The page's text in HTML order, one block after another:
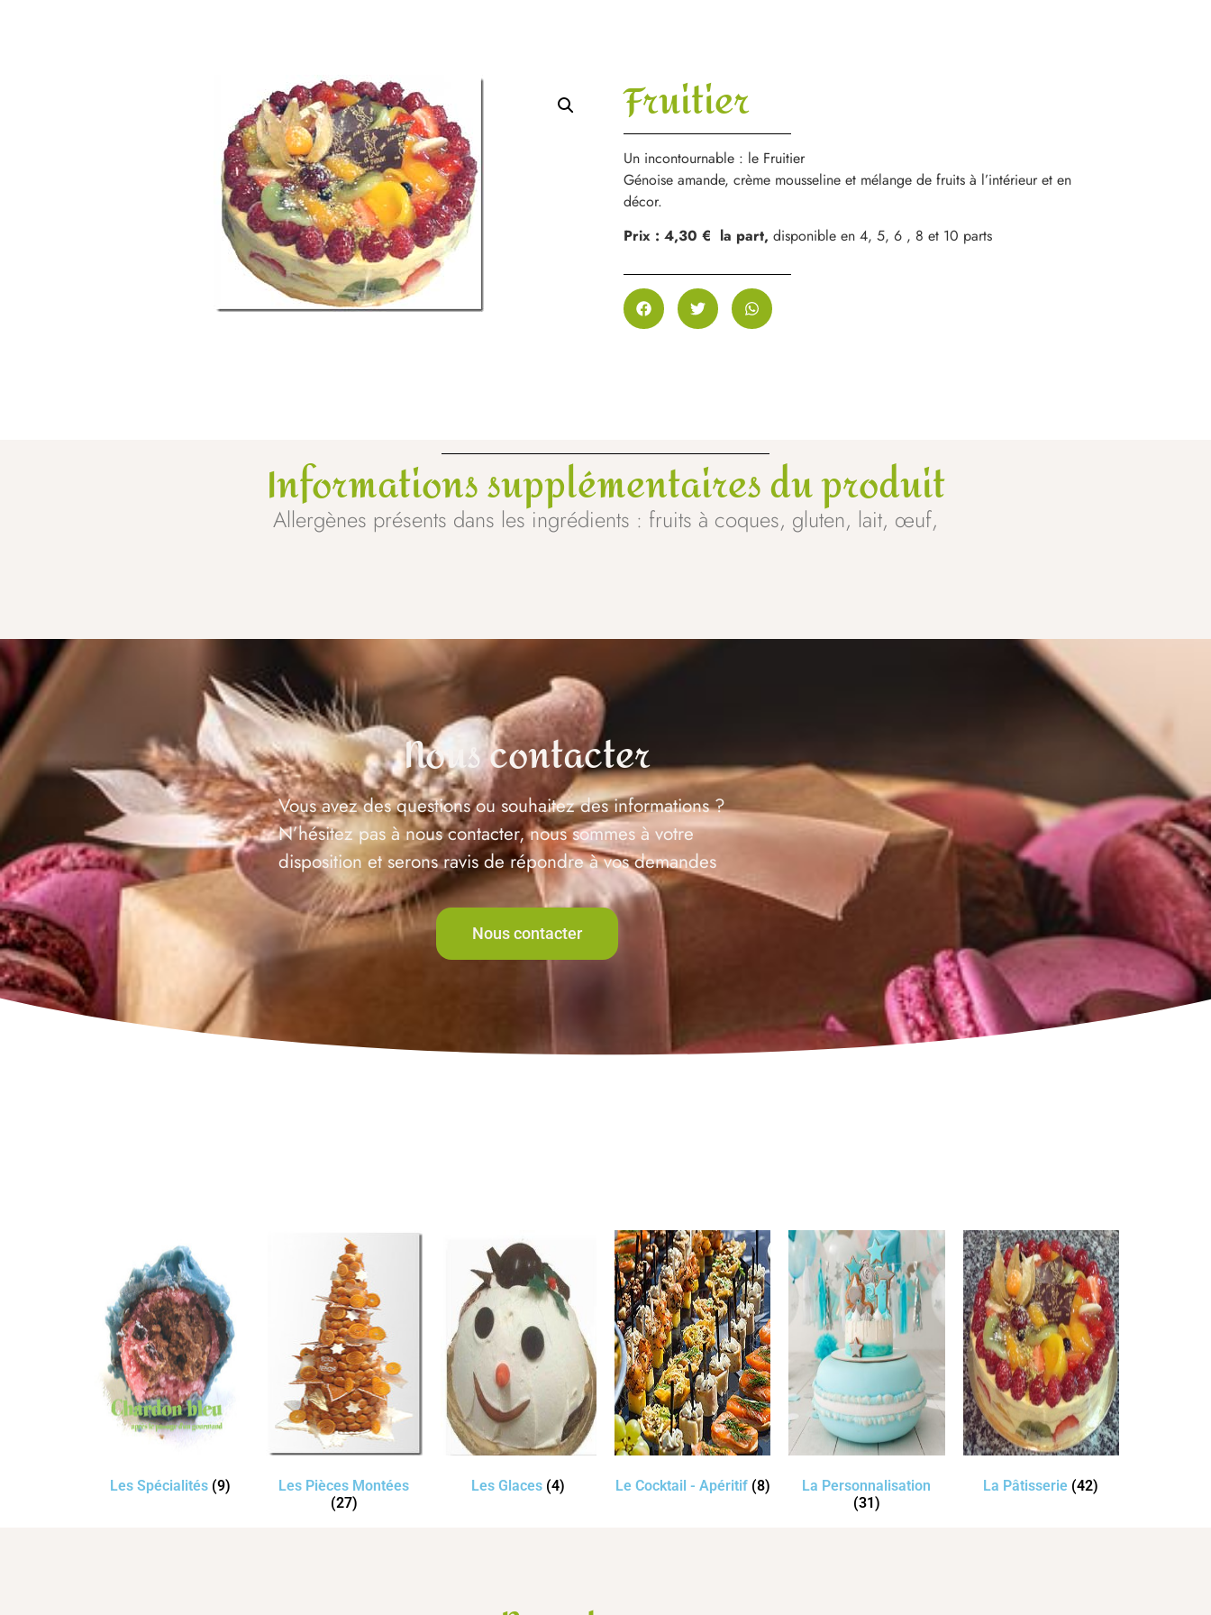
Fruitier
Un incontournable : le Fruitier
Génoise amande, crème mousseline et mélange de fruits à l’intérieur et en
décor.
Prix : 4,30 € la part, disponible en 4, 5, 6 , 8 et 10 parts
Informations supplémentaires du produit
Allergènes présents dans les ingrédients : fruits à coques, gluten, lait, œuf,
Nous contacter
Vous avez des questions ou souhaitez des informations ?
N’hésitez pas à nous contacter, nous sommes à votre
disposition et serons ravis de répondre à vos demandes
Nous contacter
Les Spécialités (9)
Les Pièces Montées
(27)
Les Glaces (4) Le Cocktail - Apéritif (8)
La Personnalisation
(31)
La Pâtisserie (42)